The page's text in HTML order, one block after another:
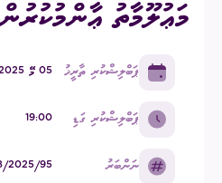
މަޢުލޫމާތު ޢާންމުކުރުން
ޕަބްލިޝްކުރި ތާރީޚު 05 މޭ 2025
ޕަބްލިޝްކުރި ގަޑި 19:00
ނަންބަރު 2025/95